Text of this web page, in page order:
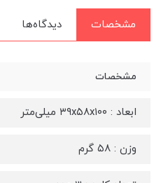
مشخصات دیدگاه‌ها
مشخصات
ابعاد : ۳۹x۵۸x۱۰۰ میلی‌متر
وزن : ۵۸ گرم